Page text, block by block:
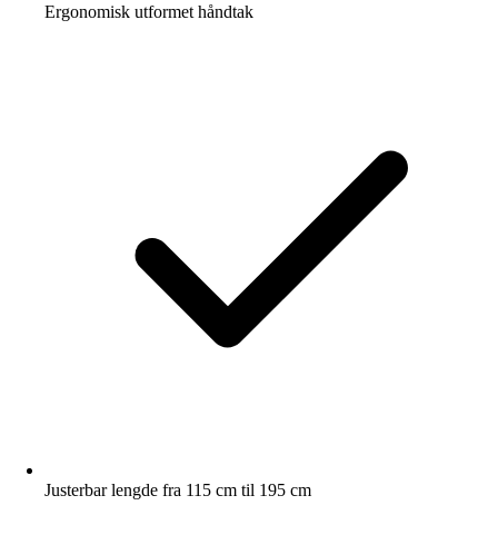
Ergonomisk utformet håndtak
Justerbar lengde fra 115 cm til 195 cm